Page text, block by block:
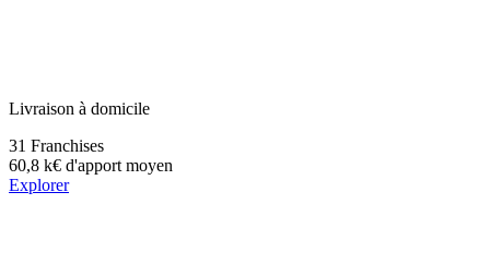
Livraison à domicile
31 Franchises
60,8 k€ d'apport moyen
Explorer